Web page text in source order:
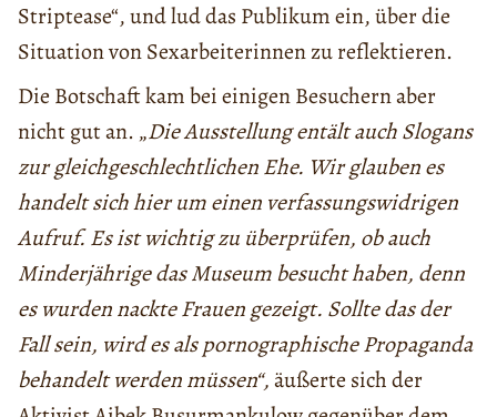
Striptease“, und lud das Publikum ein, über die
Situation von Sexarbeiterinnen zu reflektieren.
Die Botschaft kam bei einigen Besuchern aber
nicht gut an. „Die Ausstellung entält auch Slogans
zur gleichgeschlechtlichen Ehe. Wir glauben es
handelt sich hier um einen verfassungswidrigen
Aufruf. Es ist wichtig zu überprüfen, ob auch
Minderjährige das Museum besucht haben, denn
es wurden nackte Frauen gezeigt. Sollte das der
Fall sein, wird es als pornographische Propaganda
behandelt werden müssen“,äußerte sich der